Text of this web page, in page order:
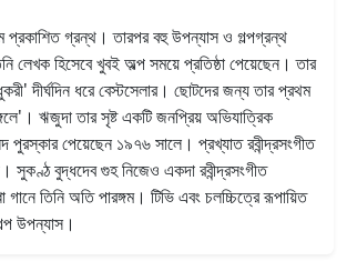
প্রকাশিত গ্রন্থ। তারপর বহু উপন্যাস ও গল্পগ্রন্থ
লেখক হিসেবে খুবই অল্প সময়ে প্রতিষ্ঠা পেয়েছেন। তার
দীর্ঘদিন ধরে বেস্টসেলার। ছোটদের জন্য তার প্রথম
ঋজুদা তার সৃষ্ট একটি জনপ্রিয় অভিযাত্রিক
পুরস্কার পেয়েছেন ১৯৭৬ সালে। প্রখ্যাত রবীন্দ্রসংগীত
সুকণ্ঠ বুদ্ধদেব গুহ নিজেও একদা রবীন্দ্রসংগীত
গানে তিনি অতি পারঙ্গম। টিভি এবং চলচ্চিত্রে রূপায়িত
উপন্যাস।